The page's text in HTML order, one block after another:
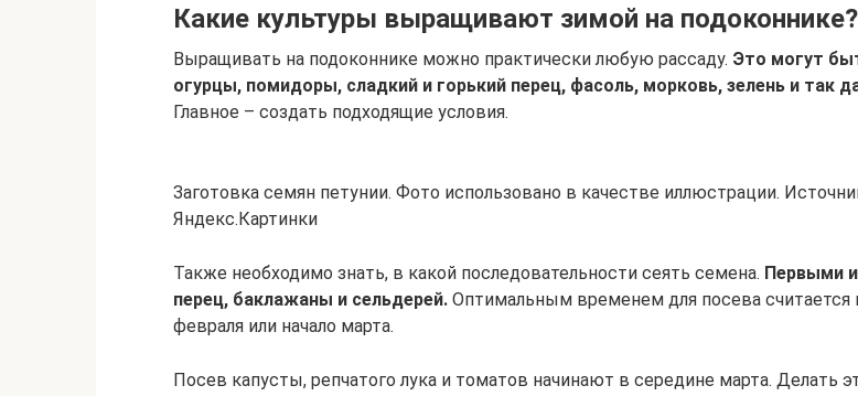
Какие культуры выращивают зимой на подоконнике?
Выращивать на подоконнике можно практически любую рассаду. Это могут
огурцы, помидоры, сладкий и горький перец, фасоль, морковь, зелень и так
Главное – создать подходящие условия.
Заготовка семян петунии. Фото использовано в качестве иллюстрации.
Яндекс.Картинки
Также необходимо знать, в какой последовательности сеять семена. Первыми
перец, баклажаны и сельдерей. Оптимальным временем для посева считается
февраля или начало марта.
Посев капусты, репчатого лука и томатов начинают в середине марта. Делать